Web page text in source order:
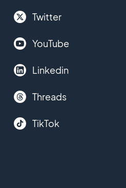
Twitter
YouTube
Linkedin
Threads
TikTok